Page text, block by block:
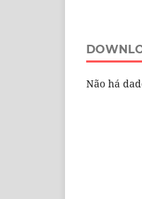
Não há